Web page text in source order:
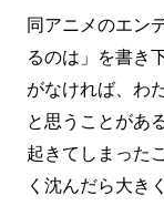
同アニメのエン
るのは」を書き
がなければ、わ
と思うことがあ
起きてしまった
く沈んだら大き